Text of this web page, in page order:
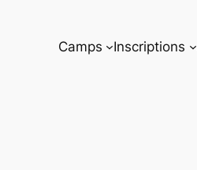
Camps Inscriptions